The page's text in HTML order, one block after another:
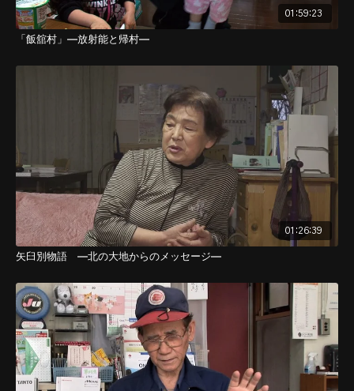
01:59:23
「飯舘村」―放射能と帰村―
01:26:39
矢臼別物語 ―北の大地からのメッセージ―